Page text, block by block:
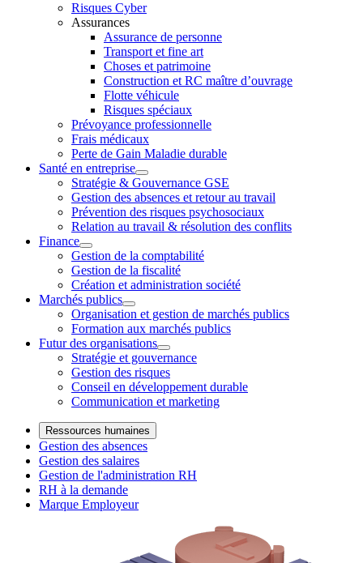
Risques Cyber
Assurances
Assurance de personne
Transport et fine art
Choses et patrimoine
Construction et RC maître d’ouvrage
Flotte véhicule
Risques spéciaux
Prévoyance professionnelle
Frais médicaux
Perte de Gain Maladie durable
Santé en entreprise
Stratégie & Gouvernance GSE
Gestion des absences et retour au travail
Prévention des risques psychosociaux
Relation au travail & résolution des conflits
Finance
Gestion de la comptabilité
Gestion de la fiscalité
Création et administration société
Marchés publics
Organisation et gestion de marchés publics
Formation aux marchés publics
Futur des organisations
Stratégie et gouvernance
Gestion des risques
Conseil en développement durable
Communication et marketing
Ressources humaines
Gestion des absences
Gestion des salaires
Gestion de l'administration RH
RH à la demande
Marque Employeur